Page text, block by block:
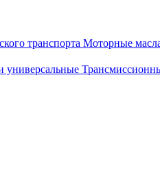
транспорта Моторные
универсальные